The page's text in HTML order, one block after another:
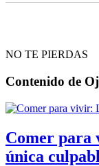
NO TE PIERDAS
Contenido de
Comer para
única